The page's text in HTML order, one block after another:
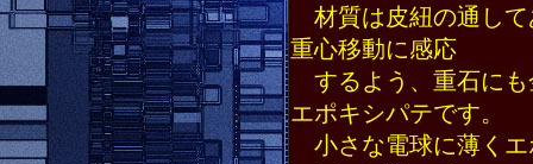
材質は皮紐の通して
重心移動に感応
するよう、重石にも
エポキシパテです。
小さな電球に薄くエ